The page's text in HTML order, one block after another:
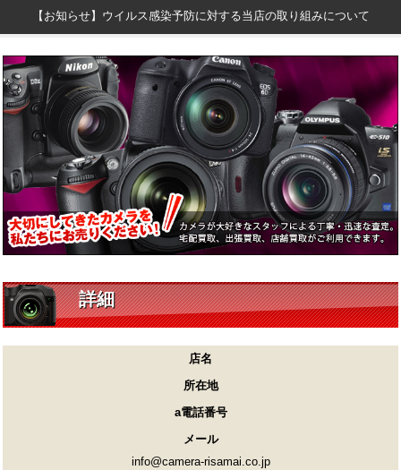
【お知らせ】ウイルス感染予防に対する当店の取り組みについて
詳細
店名
所在地
a電話番号
メール
info@camera-risamai.co.jp